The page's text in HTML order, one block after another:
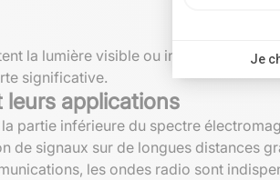
la lumière visible ou infrarouge pour
significative.
leurs applications
partie inférieure du spectre
de signaux sur de longues distances
les ondes radio sont